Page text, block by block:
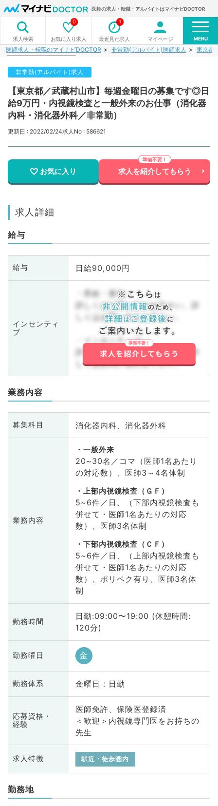
医師の求人・転職・アルバイトはマイナビDOCTOR
求人検索 お気に入り求人
0
最近見た求人
1
マイページ MENU
医師求人・転職のマイナビDOCTOR 非常勤(アルバイト)医師求人 東京都
非常勤(アルバイト)求人
【東京都／武蔵村山市】毎週金曜日の募集です◎日
給9万円・内視鏡検査と一般外来のお仕事（消化器
内科・消化器外科／非常勤）
更新日 : 2022/02/24求人No : 586621
お気に入り 求人を紹介してもらう
求人詳細
給与
給与 日給90,000円
インセンティ
ブ
・昇給・賞与
詳しくはお問い合わせ下さい。詳
しくはお問い合わせ下さい。
・インセンティブ
詳しくはお問い合わせ下さい。詳
しくはお問い合わせ下さい。
業務内容
募集科目 消化器内科、消化器外科
業務内容
一般外来
20~30名／コマ（医師1名あたり
の対応数）、医師3～4名体制
上部内視鏡検査（ＧＦ）
5~6件／日、（下部内視鏡検査も
併せて・医師1名あたりの対応
数）、医師3名体制
下部内視鏡検査（ＣＦ）
5~6件／日、（上部内視鏡検査も
併せて・医師1名あたりの対応
数）、ポリペク有り、医師3名体
制
勤務時間
日勤:09:00〜19:00 (休憩時間:
120分)
勤務曜日 金
勤務体系 金曜日 : 日勤
応募資格・
経験
医師免許、保険医登録済
＜歓迎＞内視鏡専門医をお持ちの
先生
求人特徴 駅近・徒歩圏内
勤務地